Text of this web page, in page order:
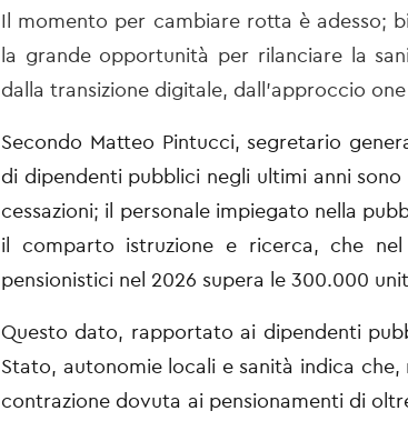
Il momento per cambiare rotta è adesso;
la grande opportunità per rilanciare la
dalla transizione digitale, dall’approccio
Secondo Matteo Pintucci, segretario
di dipendenti pubblici negli ultimi anni
cessazioni; il personale impiegato nella
il comparto istruzione e ricerca, che
pensionistici nel 2026 supera le 300.000
Questo dato, rapportato ai dipendenti
Stato, autonomie locali e sanità indica
contrazione dovuta ai pensionamenti di